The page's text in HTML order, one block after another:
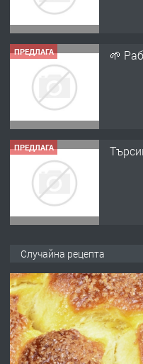
ПРЕДЛАГА 🌱
ПРЕДЛАГА
ПРЕДЛАГА
Случайна рецепта